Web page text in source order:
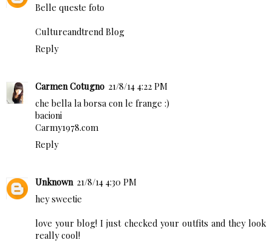
Belle queste foto
Cultureandtrend Blog
Reply
Carmen Cotugno 21/8/14 4:22 PM
che bella la borsa con le frange :)
bacioni
Carmy1978.com
Reply
Unknown 21/8/14 4:30 PM
hey sweetie
love your blog! I just checked your outfits and they look
really cool!